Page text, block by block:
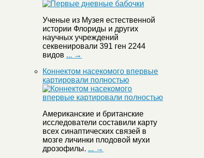
Ученые из Музея естественной
истории Флориды и других
научных учреждений
секвенировали 391 ген 2244
видов ... →
Коннектом насекомого впервые
картировали полностью
Американские и британские
исследователи составили карту
всех синаптических связей в
мозге личинки плодовой мухи
дрозофилы. ... →